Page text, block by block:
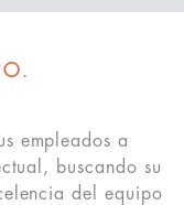
empleados a
buscando su
del equipo